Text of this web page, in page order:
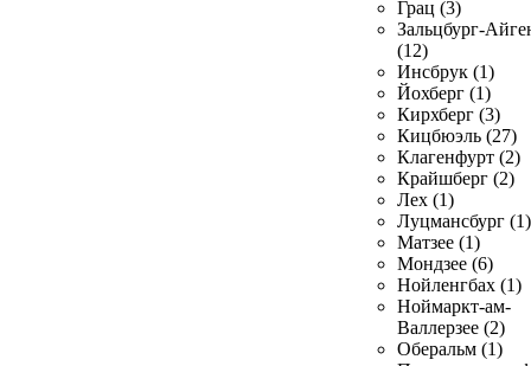
Грац (3)
Зальцбург-
(12)
Инсбрук (1)
Йохберг (1)
Кирхберг (3)
Кицбюэль (27)
Клагенфурт (2)
Крайшберг (2)
Лех (1)
Луцмансбург (1)
Матзее (1)
Мондзее (6)
Нойленгбах (1)
Ноймаркт-ам-
Валлерзее (2)
Оберальм (1)